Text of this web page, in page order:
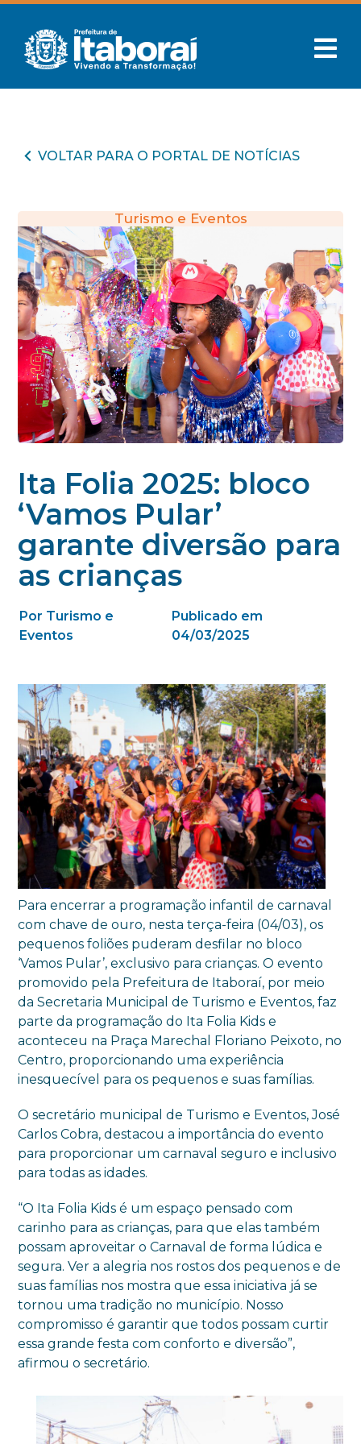
VOLTAR PARA O PORTAL DE NOTÍCIAS
Turismo e Eventos
Ita Folia 2025: bloco
‘Vamos Pular’
garante diversão para
as crianças
Por Turismo e
Eventos
Publicado em
04/03/2025
Para encerrar a programação infantil de carnaval
com chave de ouro, nesta terça-feira (04/03), os
pequenos foliões puderam desfilar no bloco
‘Vamos Pular’, exclusivo para crianças. O evento
promovido pela Prefeitura de Itaboraí, por meio
da Secretaria Municipal de Turismo e Eventos, faz
parte da programação do Ita Folia Kids e
aconteceu na Praça Marechal Floriano Peixoto, no
Centro, proporcionando uma experiência
inesquecível para os pequenos e suas famílias.
O secretário municipal de Turismo e Eventos, José
Carlos Cobra, destacou a importância do evento
para proporcionar um carnaval seguro e inclusivo
para todas as idades.
“O Ita Folia Kids é um espaço pensado com
carinho para as crianças, para que elas também
possam aproveitar o Carnaval de forma lúdica e
segura. Ver a alegria nos rostos dos pequenos e de
suas famílias nos mostra que essa iniciativa já se
tornou uma tradição no município. Nosso
compromisso é garantir que todos possam curtir
essa grande festa com conforto e diversão”,
afirmou o secretário.